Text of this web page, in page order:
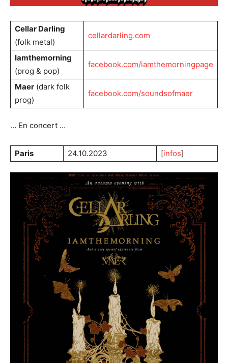
Cellar Darling
(folk metal)
cellardarling.com
Iamthemorning
(prog & pop)
facebook.com/iamthemorningpage
Maer (dark folk
prog)
facebook.com/soundsofmaer
… En concert …
Paris 24.10.2023 [infos]